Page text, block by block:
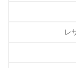
レ